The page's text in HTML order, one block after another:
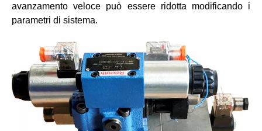
avanzamento veloce può essere ridotta modificando i
parametri di sistema.